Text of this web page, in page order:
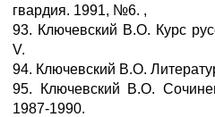
гвардия. 1991, №6. ,
93. Ключевский B.О. Курс
V.
94. Ключевский В.О.
95. Ключевский В.О.
1987-1990.